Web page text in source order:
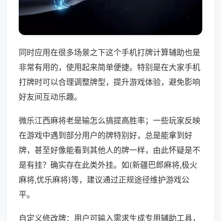
同时应用在很多场景之下这个手机打牌计算辅助也是
非常有用的，使用起来简单便捷。特别是在大家手机
打牌时可以合理调整牌型，提升游戏体验，避免影响
好友间互动乐趣。
微乐江西麻将老是输怎么搞提高胜率；一些玩家反映
在游戏中遇到部分用户的牌特别好，总是能拿到好
牌，甚至好像能看到其他人的牌一样，由此怀疑是不
是有挂？确实存在此类外挂。如(新疆巴郎麻将,极火
麻将,优乐麻将)等，建议通过正规途径维护游戏公
平。
自定义修改牌：用户可输入需求生成专用辅助工具，